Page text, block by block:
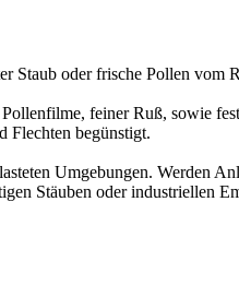
Staub oder frische Pollen vom
feiner Ruß, sowie
Flechten begünstigt.
Umgebungen. Werden
Stäuben oder industriellen